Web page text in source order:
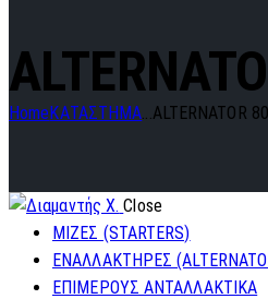
Home ΚΑΤΑΣΤΗΜΑ...ALTERNATOR
Close
ΜΙΖΕΣ (STARTERS)
ΕΝΑΛΛΑΚΤΗΡΕΣ
ΕΠΙΜΕΡΟΥΣ ΑΝΤΑΛΛΑΚΤΙΚΑ